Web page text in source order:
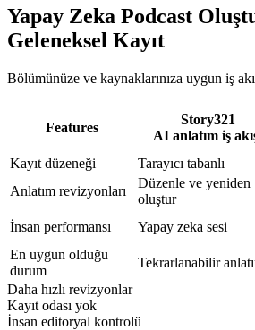
Yapay Zeka Podcast
Geleneksel Kayıt
Bölümünüze ve kaynaklarınıza uygun iş
Features
Story321
AI anlatım iş
Kayıt düzeneği
Tarayıcı tabanlı
Anlatım revizyonları
Düzenle ve yeniden
oluştur
İnsan performansı
Yapay zeka sesi
En uygun olduğu
durum
Tekrarlanabilir
Daha hızlı revizyonlar
Kayıt odası yok
İnsan editoryal kontrolü